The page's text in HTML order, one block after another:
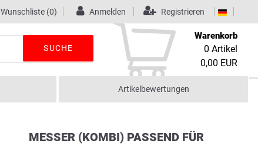
Wunschliste (0) Anmelden Registrieren
SUCHE
Warenkorb
0 Artikel
0,00 EUR
Artikelbewertungen
MESSER (KOMBI) PASSEND FÜR